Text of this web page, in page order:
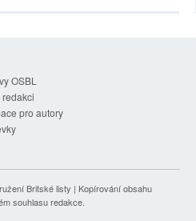
OSBL
pro autory
Britské listy | Kopírování obsahu
souhlasu redakce.